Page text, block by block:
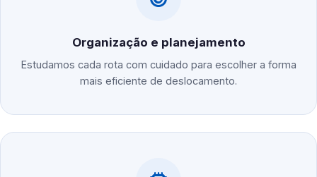
Organização e planejamento
Estudamos cada rota com cuidado para escolher a forma
mais eficiente de deslocamento.